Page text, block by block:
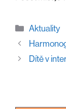
Rubriky
Aktuality
Dítě v